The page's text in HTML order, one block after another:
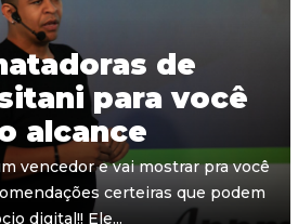
de
para você
alcance
vencedor e vai mostrar pra você
certeiras que podem
digital!! Ele...